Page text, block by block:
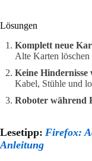
Lösungen
Komplett neue
Alte Karten
Keine
Kabel, Stühle und
Roboter während
Lesetipp: Firefox:
Anleitung